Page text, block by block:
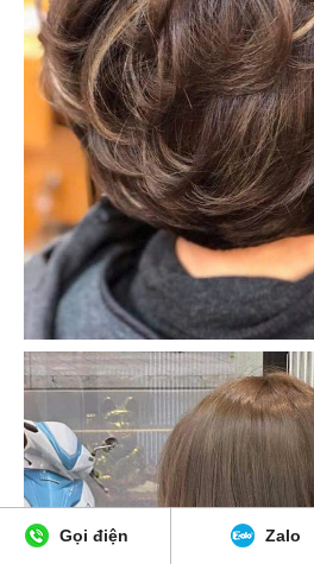
Gọi điện Zalo